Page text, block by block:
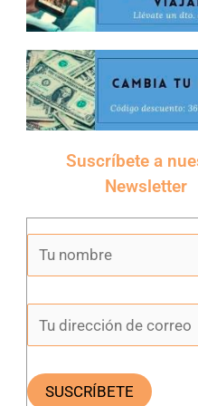
Suscríbete a
Newsletter